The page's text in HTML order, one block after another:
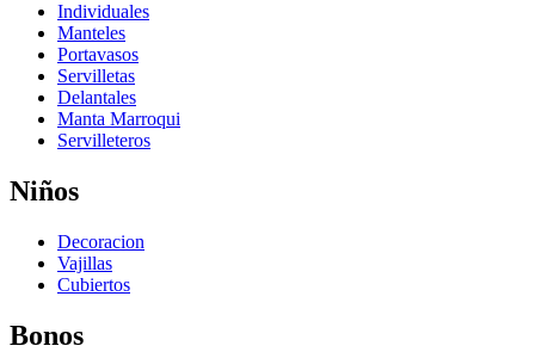
Individuales
Manteles
Portavasos
Servilletas
Delantales
Manta Marroqui
Servilleteros
Niños
Decoracion
Vajillas
Cubiertos
Bonos